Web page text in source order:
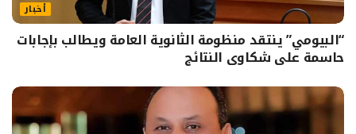
أخبار
“البيومي” ينتقد منظومة الثانوية العامة ويطالب بإجابات
حاسمة على شكاوى النتائج